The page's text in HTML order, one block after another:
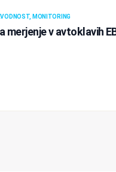
MONITORING
merjenje v avtoklavih